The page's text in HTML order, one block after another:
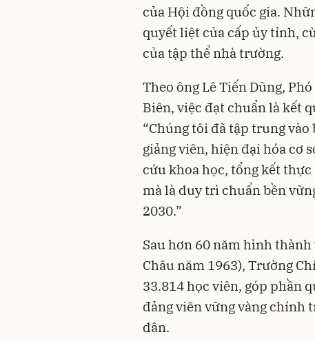
của Hội đồng quốc gia.
quyết liệt của cấp ủy tỉnh,
của tập thể nhà trường.
Theo ông Lê Tiến Dũng,
Biên, việc đạt chuẩn là kết
“Chúng tôi đã tập trung
giảng viên, hiện đại hóa cơ
cứu khoa học, tổng kết
mà là duy trì chuẩn bền
2030.”
Sau hơn 60 năm hình
Châu năm 1963), Trường
33.814 học viên, góp phần
đảng viên vững vàng chính
dân.